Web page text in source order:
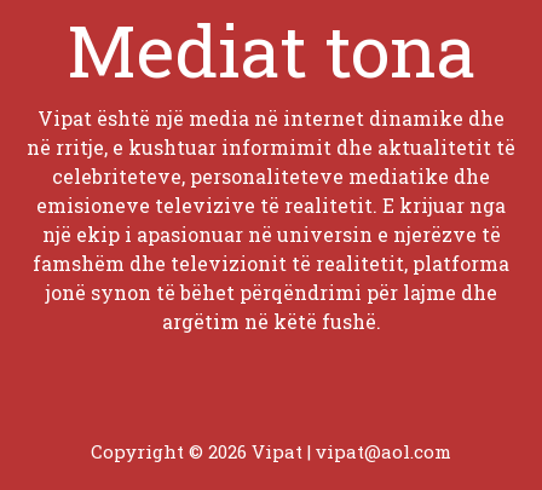
Mediat tona
Vipat është një media në internet dinamike dhe
në rritje, e kushtuar informimit dhe aktualitetit të
celebriteteve, personaliteteve mediatike dhe
emisioneve televizive të realitetit. E krijuar nga
një ekip i apasionuar në universin e njerëzve të
famshëm dhe televizionit të realitetit, platforma
jonë synon të bëhet përqëndrimi për lajme dhe
argëtim në këtë fushë.
Copyright © 2026 Vipat | vipat@aol.com